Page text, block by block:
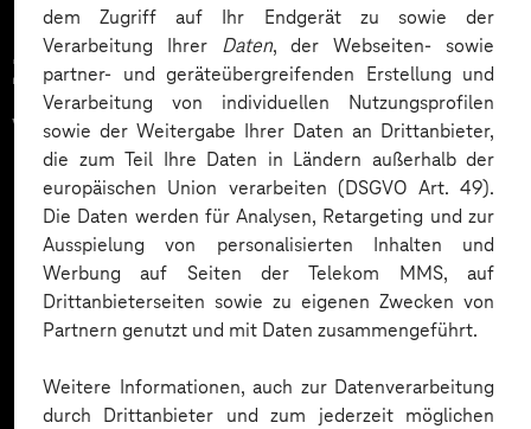
dem Zugriff auf Ihr Endgerät zu sowie der
Verarbeitung Ihrer Daten, der Webseiten- sowie
partner- und geräteübergreifenden Erstellung und
Verarbeitung von individuellen Nutzungsprofilen
sowie der Weitergabe Ihrer Daten an Drittanbieter,
die zum Teil Ihre Daten in Ländern außerhalb der
europäischen Union verarbeiten (DSGVO Art. 49).
Die Daten werden für Analysen, Retargeting und zur
Ausspielung von personalisierten Inhalten und
Werbung auf Seiten der Telekom MMS, auf
Drittanbieterseiten sowie zu eigenen Zwecken von
Partnern genutzt und mit Daten zusammengeführt.
Weitere Informationen, auch zur Datenverarbeitung
durch Drittanbieter und zum jederzeit möglichen
Zahlreiche Unternehmen
vertrauen auf unsere
Expertise. Hier eine Auswahl: